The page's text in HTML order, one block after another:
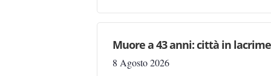
Muore a 43 anni: città in
8 Agosto 2026